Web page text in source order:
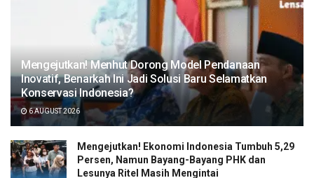
Mengejutkan! Menhut Dorong Model Pendanaan
Inovatif, Benarkah Ini Jadi Solusi Baru Selamatkan
Konservasi Indonesia?
6 AUGUST 2026
Mengejutkan! Ekonomi Indonesia Tumbuh 5,29
Persen, Namun Bayang-Bayang PHK dan
Lesunya Ritel Masih Mengintai